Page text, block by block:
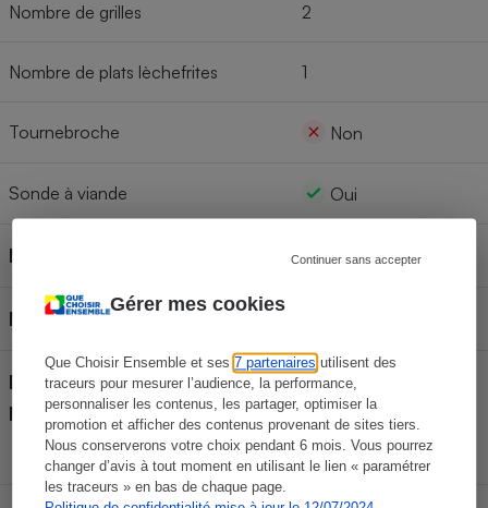
Gérer mes cookies
Que Choisir Ensemble et ses7 partenaires utilisent des
traceurs pour mesurer l’audience, la performance,
personnaliser les contenus, les partager, optimiser la
promotion et afficher des contenus provenant de sites tiers.
Nous conserverons votre choix pendant 6 mois. Vous pourrez
changer d’avis à tout moment en utilisant le lien « paramétrer
les traceurs » en bas de chaque page.
Continuer sans accepter
Nombre de grilles 2
Nombre de plats lèchefrites 1
Tournebroche Non
Sonde à viande Oui
Mode de nettoyage Pyrolyse
Modèles similaires
Pays de fabrication (déclaré
par le fabricant)
Allemagne